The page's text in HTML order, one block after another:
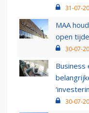
31-07-
MAA
open
30-07-
Business
30-07-